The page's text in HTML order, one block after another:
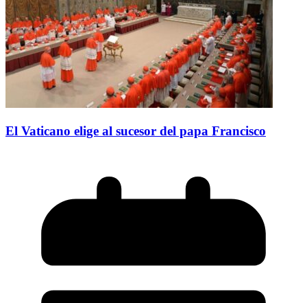
El Vaticano elige al sucesor del papa Francisco